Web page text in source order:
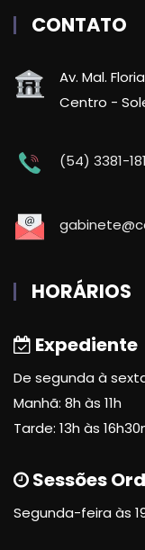
CONTATO
Av. Mal.
Centro -
(54) 3381-
HORÁRIOS
Expediente
De segunda à
Manhã: 8h às 11h
Tarde: 13h às
Sessões
Segunda-feira às